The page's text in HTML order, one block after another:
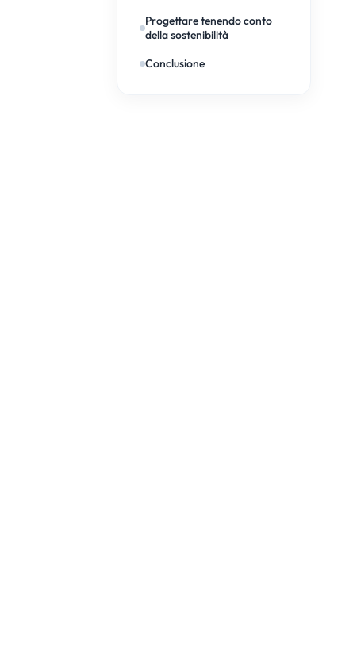
Progettare tenendo conto
della sostenibilità
Conclusione